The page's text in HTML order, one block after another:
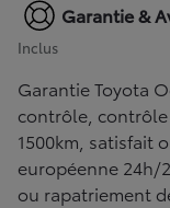
Garantie &
Inclus
Garantie Toyota
contrôle,
1500km, satisfait
européenne 24h/
ou rapatriement